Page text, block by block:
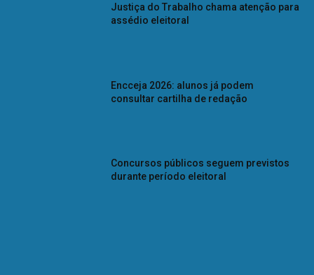
Justiça do Trabalho chama atenção para
assédio eleitoral
Encceja 2026: alunos já podem
consultar cartilha de redação
Concursos públicos seguem previstos
durante período eleitoral